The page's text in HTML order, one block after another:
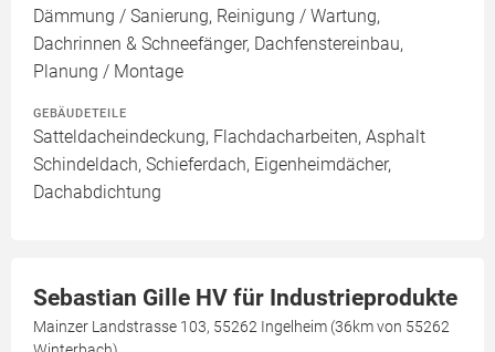
Dämmung / Sanierung, Reinigung / Wartung,
Dachrinnen & Schneefänger, Dachfenstereinbau,
Planung / Montage
GEBÄUDETEILE
Satteldacheindeckung, Flachdacharbeiten, Asphalt
Schindeldach, Schieferdach, Eigenheimdächer,
Dachabdichtung
Sebastian Gille HV für Industrieprodukte
Mainzer Landstrasse 103, 55262 Ingelheim (36km von 55262